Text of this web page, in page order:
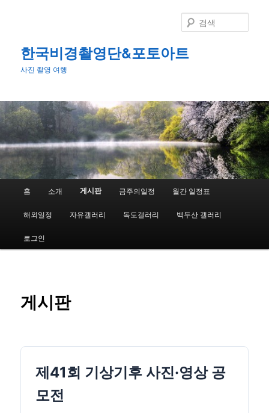
어
넘
기
한국비경촬영단&포토아트
사진 촬영 여행
색
홈 소개 게시판 금주의일정 월간 일정표
해외일정 자유갤러리 독도갤러리 백두산 갤러리
로그인
게시판
제41회 기상기후 사진·영상 공
모전